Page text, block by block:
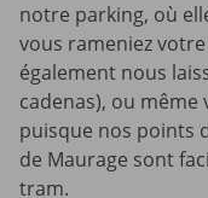
notre parking, où
vous rameniez
également nous
cadenas), ou
puisque nos points
de Maurage sont
tram.